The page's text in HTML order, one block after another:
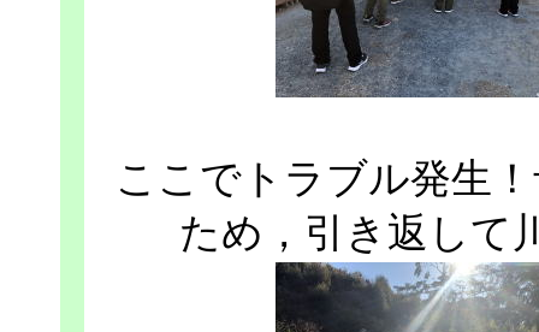
ここでトラブル発生
ため，引き返して